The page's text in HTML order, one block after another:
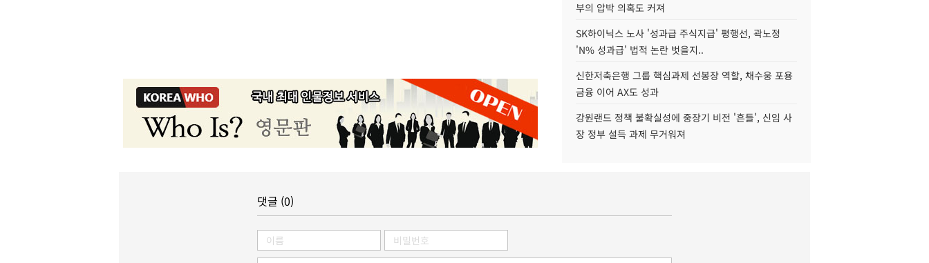
부의 압박 의혹도 커져
SK하이닉스 노사 '성과급 주식지급' 평행선, 곽노정
'N% 성과급' 법적 논란 벗을지..
신한저축은행 그룹 핵심과제 선봉장 역할, 채수웅 포용
금융 이어 AX도 성과
강원랜드 정책 불확실성에 중장기 비전 '흔들', 신임 사
장 정부 설득 과제 무거워져
댓글 (0)